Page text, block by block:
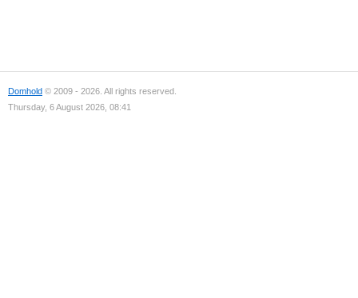
Domhold © 2009 - 2026. All rights reserved.
Thursday, 6 August 2026, 08:41